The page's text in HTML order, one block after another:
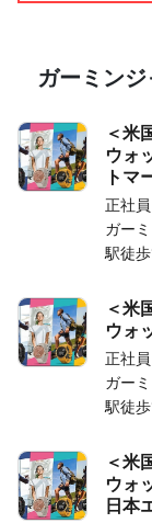
ガーミン
＜米
ウォ
トマ
正社員
ガー
駅徒歩
＜米
ウォ
正社員
ガー
駅徒歩
＜米
ウォ
日本